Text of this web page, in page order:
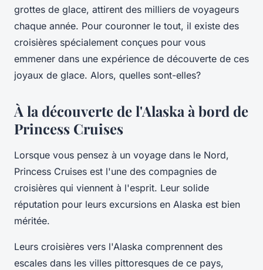
grottes de glace, attirent des milliers de voyageurs
chaque année. Pour couronner le tout, il existe des
croisières spécialement conçues pour vous
emmener dans une expérience de découverte de ces
joyaux de glace. Alors, quelles sont-elles?
À la découverte de l'Alaska à bord de
Princess Cruises
Lorsque vous pensez à un voyage dans le Nord,
Princess Cruises est l'une des compagnies de
croisières qui viennent à l'esprit. Leur solide
réputation pour leurs excursions en Alaska est bien
méritée.
Leurs croisières vers l'Alaska comprennent des
escales dans les villes pittoresques de ce pays,